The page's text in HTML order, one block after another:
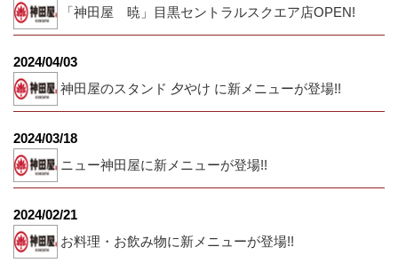
「神田屋 暁」目黒セントラルスクエア店OPEN!
2024/04/03
神田屋のスタンド 夕やけ に新メニューが登場!!
2024/03/18
ニュー神田屋に新メニューが登場!!
2024/02/21
お料理・お飲み物に新メニューが登場!!